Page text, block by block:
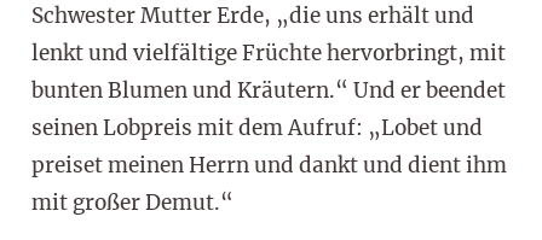
Schwester Mutter Erde, „die uns erhält und
lenkt und vielfältige Früchte hervorbringt, mit
bunten Blumen und Kräutern.“ Und er beendet
seinen Lobpreis mit dem Aufruf: „Lobet und
preiset meinen Herrn und dankt und dient ihm
mit großer Demut.“